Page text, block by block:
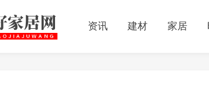
资讯 建材 家居